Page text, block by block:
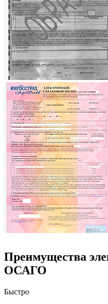
Преимущества
ОСАГО
Быстро